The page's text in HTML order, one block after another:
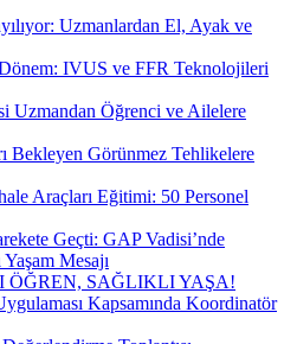
Uzmanlardan El, Ayak ve
IVUS ve FFR Teknolojileri
Uzmandan Öğrenci ve Ailelere
Bekleyen Görünmez Tehlikelere
Araçları Eğitimi: 50 Personel
Geçti: GAP Vadisi’nde
Mesajı
ÖĞREN, SAĞLIKLI YAŞA!
Kapsamında Koordinatör